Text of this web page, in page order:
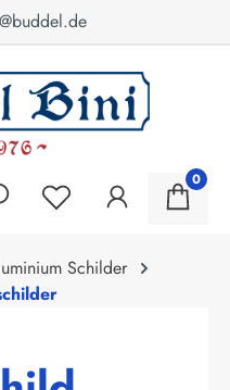
0
Schilder